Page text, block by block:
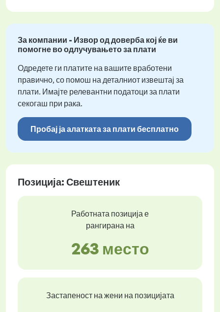
За компании - Извор од доверба кој ќе ви
помогне во одлучувањето за плати
Одредете ги платите на вашите вработени
правично, со помош на деталниот извештај за
плати. Имајте релевантни податоци за плати
секогаш при рака.
Пробај ја алатката за плати бесплатно
Позиција: Свештеник
Работната позиција е
рангирана на
263 место
Застапеност на жени на позицијата